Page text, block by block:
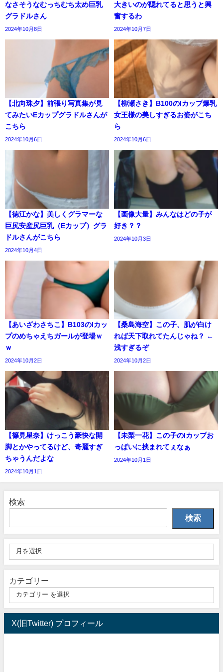
なさそうなむっちむち太め巨乳
グラドルさん
2024年10月8日
大きいのが隠れてると思うと興
奮するわ
2024年10月7日
【北向珠夕】前張り写真集が見
てみたいEカップグラドルさんが
こちら
2024年10月6日
【柳瀬さき】B100のIカップ爆乳
女王様の美しすぎるお姿がこち
ら
2024年10月6日
【徳江かな】美しくグラマーな
巨尻安産尻巨乳（Eカップ）グラ
ドルさんがこちら
2024年10月4日
【画像大量】みんなはどの子が
好き？？
2024年10月3日
【あいざわさちこ】B103のIカッ
プのめちゃえちガールが登場ｗ
ｗ
2024年10月2日
【桑島海空】この子、肌が白け
れば天下取れてたんじゃね？ ←
浅すぎるぞ
2024年10月2日
【篠見星奈】けっこう豪快な開
脚とかやってるけど、奇麗すぎ
ちゃうんだよな
2024年10月1日
【未梨一花】この子のIカップお
っぱいに挟まれてぇなぁ
2024年10月1日
検索
検索
カテゴリー
X(旧Twitter) プロフィール